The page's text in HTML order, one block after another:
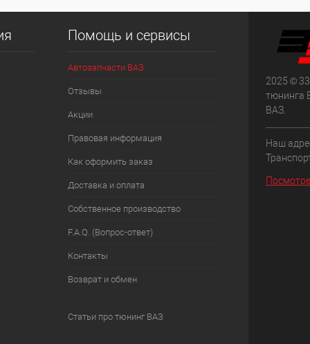
Помощь и сервисы
Автозапчасти ВАЗ
Отзывы
Акции
Правовая информация
Как оформить заказ
Доставка и оплата
Собственное производство
F.A.Q. (Вопрос-ответ)
Контакты
Возврат и обмен
Статьи про тюнинг ВАЗ
2025 ©
тюнинга
ВАЗ.
Наш